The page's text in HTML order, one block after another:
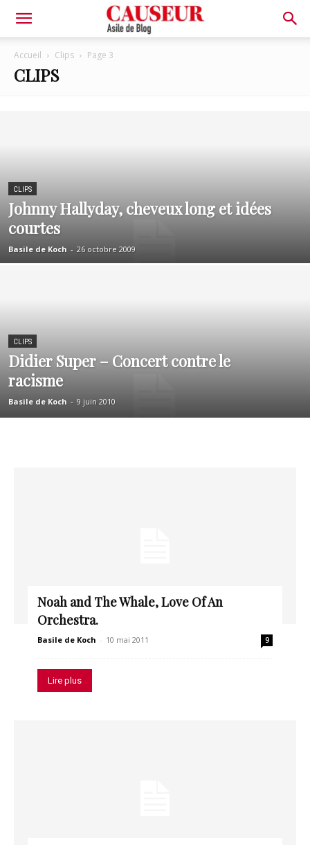
Asile
Accueil Clips Page 3
CLIPS
CLIPS
Johnny Hallyday, cheveux long et idées
courtes
Basile de Koch - 26 octobre 2009
CLIPS
Didier Super – Concert contre le
racisme
Basile de Koch - 9 juin 2010
Noah and The Whale, Love Of An
Orchestra.
Basile de Koch - 10 mai 2011 9
Lire plus